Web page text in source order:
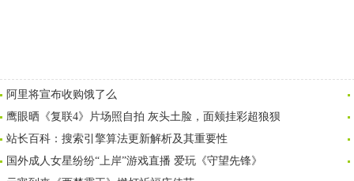
阿里将宣布收购饿了么
鹰眼晒《复联4》片场照自拍 灰头土脸，面颊挂彩超狼狈
站长百科：搜索引擎算法更新解析及其重要性
国外成人女星纷纷“上岸”游戏直播 爱玩《守望先锋》